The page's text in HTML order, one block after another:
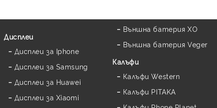
Дисплеи
Дисплеи за Iphone
Дисплеи за Samsung
Дисплеи за Huawei
Дисплеи за Xiaomi
Външна батерия XO
Външна батерия Veger
Калъфи
Калъфи Western
Калъфи PITAKA